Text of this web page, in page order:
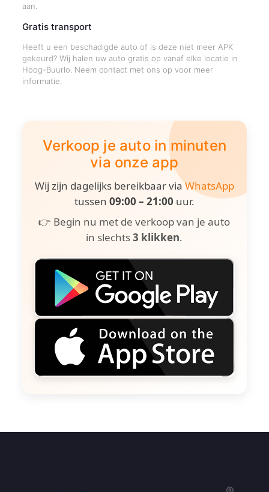
aan.
Gratis transport
Heeft u een beschadigde auto of is deze niet meer APK
gekeurd? Wij halen uw auto gratis op vanaf elke locatie in
Hoog-Buurlo. Neem contact met ons op voor meer
informatie.
Verkoop je auto in minuten
via onze app
Wij zijn dagelijks bereikbaar viaWhatsApp
tussen 09:00 – 21:00 uur.
👉 Begin nu met de verkoop van je auto
in slechts3 klikken.